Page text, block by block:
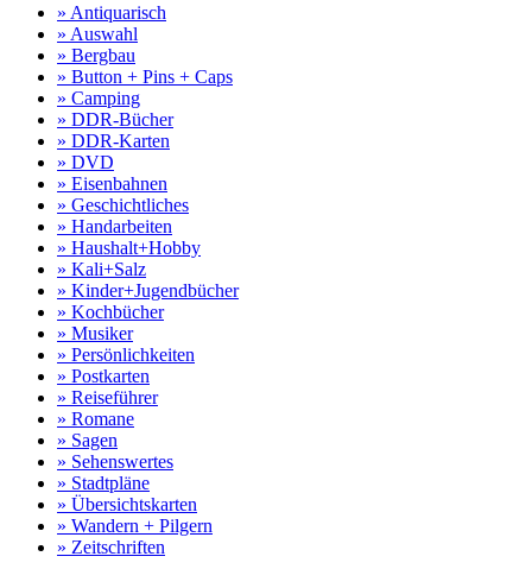
» Antiquarisch
» Auswahl
» Bergbau
» Button + Pins + Caps
» Camping
» DDR-Bücher
» DDR-Karten
» DVD
» Eisenbahnen
» Geschichtliches
» Handarbeiten
» Haushalt+Hobby
» Kali+Salz
» Kinder+Jugendbücher
» Kochbücher
» Musiker
» Persönlichkeiten
» Postkarten
» Reiseführer
» Romane
» Sagen
» Sehenswertes
» Stadtpläne
» Übersichtskarten
» Wandern + Pilgern
» Zeitschriften